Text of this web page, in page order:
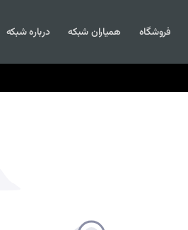
فروشگاه همیاران شبکه درباره شبکه